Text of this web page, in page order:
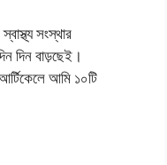
সংস্থার
দিন বাড়ছেই।
আমি ১০টি